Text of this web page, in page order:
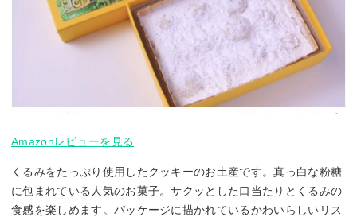
Amazonレビューを見る
くるみをたっぷり使用したクッキーのお土産です。真っ白な粉糖
に包まれている人気のお菓子。サクッとした口当たりとくるみの
食感を楽しめます。パッケージに描かれているかわいらしいリス